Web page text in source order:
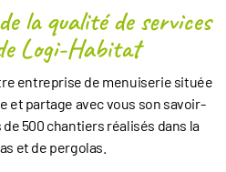
la qualité de services
Logi-Habitat
entreprise de menuiserie située
et partage avec vous son savoir-
500 chantiers réalisés dans la
et de pergolas.